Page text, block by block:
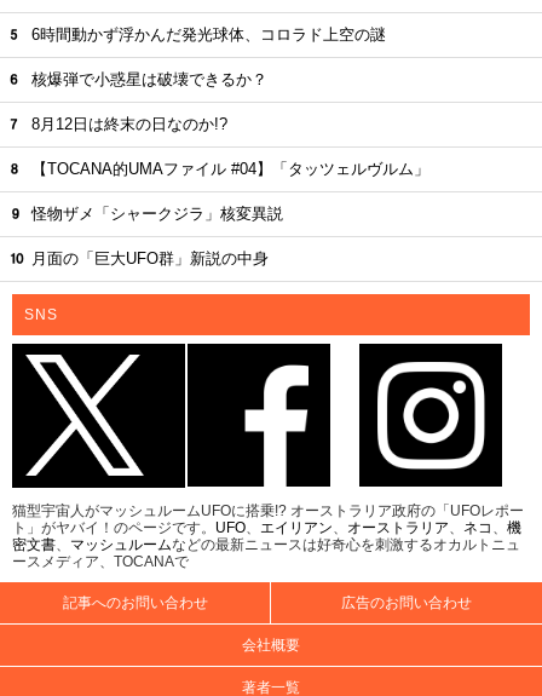
6時間動かず浮かんだ発光球体、コロラド上空の謎
核爆弾で小惑星は破壊できるか？
8月12日は終末の日なのか!?
【TOCANA的UMAファイル #04】「タッツェルヴルム」
怪物ザメ「シャークジラ」核変異説
月面の「巨大UFO群」新説の中身
SNS
猫型宇宙人がマッシュルームUFOに搭乗!? オーストラリア政府の「UFOレポー
ト」がヤバイ！のページです。 UFO エイリアン オーストラリア ネコ
機
密文書
マッシュルームなどの最新ニュースは好奇心を刺激するオカルトニュ
ースメディア、TOCANAで
記事へのお問い合わせ 広告のお問い合わせ
会社概要
著者一覧